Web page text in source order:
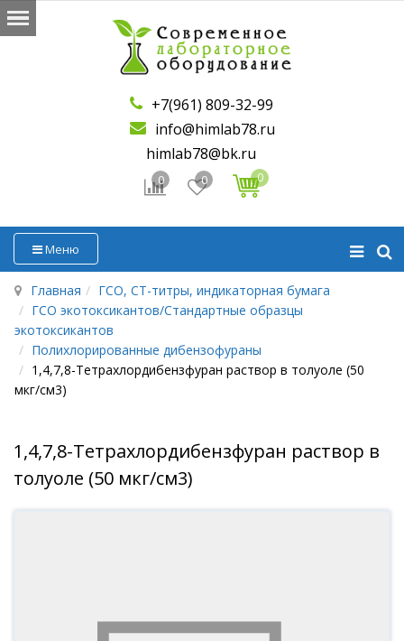
+7(961) 809-32-99
info@himlab78.ru
himlab78@bk.ru
0 0 0
Меню
Главная
ГСО, СТ-титры, индикаторная бумага
ГСО экотоксикантов/Стандартные образцы
экотоксикантов
Полихлорированные дибензофураны
1,4,7,8-Тетрахлордибензфуран раствор в толуоле (50
мкг/см3)
1,4,7,8-Тетрахлордибензфуран раствор в
толуоле (50 мкг/см3)